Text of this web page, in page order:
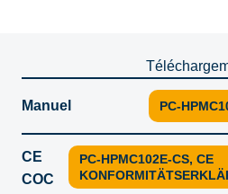
Manuel PC-
CE
COC
PC-HPMC102E-CS, CE